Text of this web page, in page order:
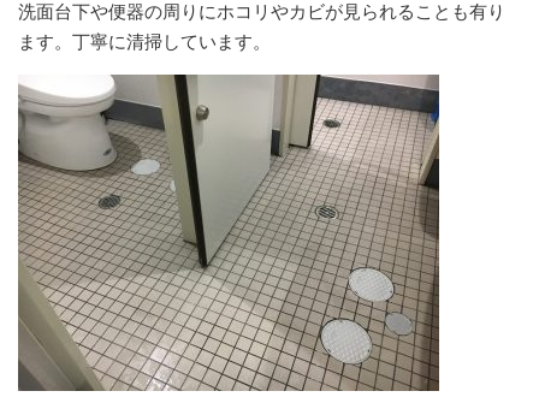
洗面台下や便器の周りにホコリやカビが見られることも有り
ます。丁寧に清掃しています。